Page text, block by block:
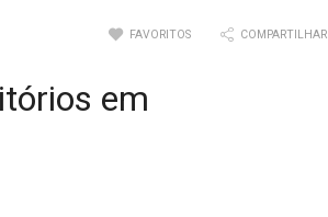
FAVORITOS COMPARTILHAR
em